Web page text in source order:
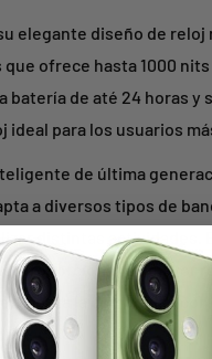
elegante diseño de reloj
que ofrece hasta 1000
batería de até 24 horas y
ideal para los usuarios
de última
a diversos tipos de
distintas actividades.
proporcionando mayor
la comodidad con